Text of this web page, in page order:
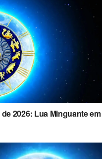
2026: Lua Minguante em